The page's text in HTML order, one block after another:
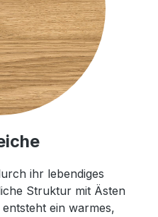
ihr lebendiges
Struktur mit Ästen
ein warmes,